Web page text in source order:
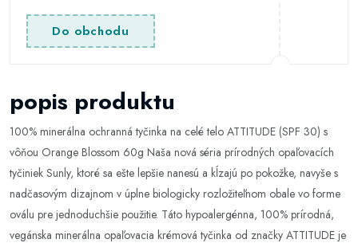
Do obchodu
popis produktu
100% minerálna ochranná tyčinka na celé telo ATTITUDE (SPF 30) s
vôňou Orange Blossom 60g Naša nová séria prírodných opaľovacích
tyčiniek Sunly, ktoré sa ešte lepšie nanesú a kĺzajú po pokožke, navyše s
nadčasovým dizajnom v úplne biologicky rozložiteľnom obale vo forme
oválu pre jednoduchšie použitie. Táto hypoalergénna, 100% prírodná,
vegánska minerálna opaľovacia krémová tyčinka od značky ATTITUDE je